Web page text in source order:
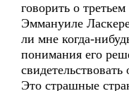
говорить о
Эммануиле
ли мне когда-
понимания его
Это страшные